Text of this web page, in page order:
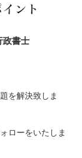
政書士
を解決致しま
ローをいたしま